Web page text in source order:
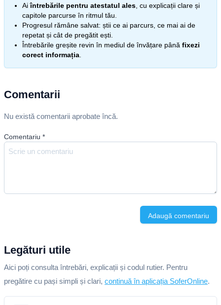
Aiîntrebările pentru atestatul ales , cu explicații clare și
capitole parcurse în ritmul tău.
Progresul rămâne salvat: știi ce ai parcurs, ce mai ai de
repetat și cât de pregătit ești.
Întrebările greșite revin în mediul de învățare până fixezi
corect informația
Comentarii
Nu există comentarii aprobate încă.
Comentariu *
Adaugă comentariu
Legături utile
Aici poți consulta întrebări, explicații și codul rutier. Pentru
pregătire cu pași simpli și clari, continuă în aplicația SoferOnline.